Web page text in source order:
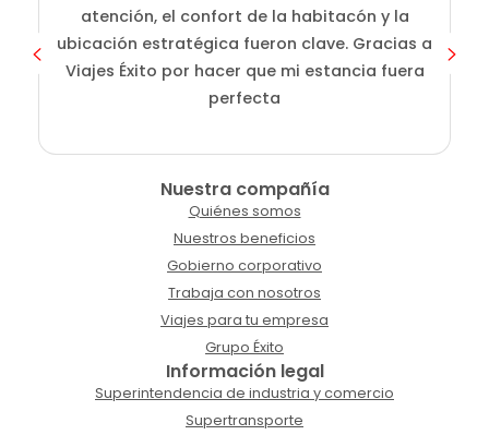
atención, el confort de la habitacón y la
ubicación estratégica fueron clave. Gracias a
Viajes Éxito por hacer que mi estancia fuera
perfecta
Nuestra compañía
Quiénes somos
Nuestros beneficios
Gobierno corporativo
Trabaja con nosotros
Viajes para tu empresa
Grupo Éxito
Información legal
Superintendencia de industria y comercio
Supertransporte